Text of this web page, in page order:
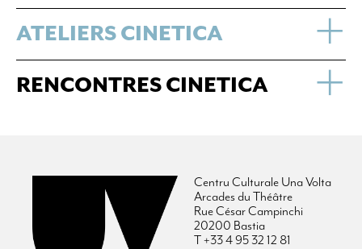
ATELIERS CINETICA
RENCONTRES CINETICA
Centru Culturale Una Volta
Arcades du Théâtre
Rue César Campinchi
20200 Bastia
T +33 4 95 32 12 81